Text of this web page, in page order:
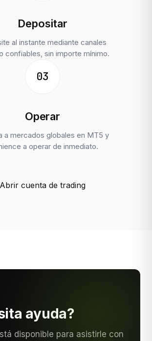
Depositar
al instante mediante canales
confiables, sin importe mínimo.
03
Operar
a mercados globales en MT5 y
a operar de inmediato.
Abrir cuenta de trading
ayuda?
disponible para asistirle con